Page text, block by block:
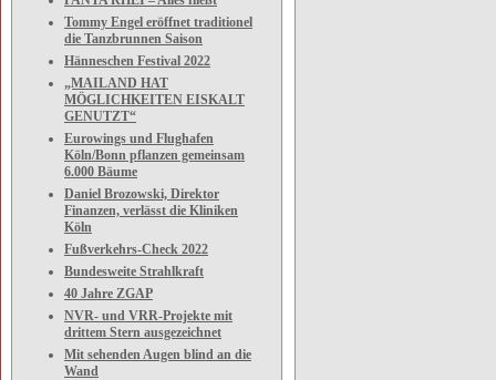
Tommy Engel eröffnet traditionel
die Tanzbrunnen Saison
Hänneschen Festival 2022
„MAILAND HAT
MÖGLICHKEITEN EISKALT
GENUTZT“
Eurowings und Flughafen
Köln/Bonn pflanzen gemeinsam
6.000 Bäume
Daniel Brozowski, Direktor
Finanzen, verlässt die Kliniken
Köln
Fußverkehrs-Check 2022
Bundesweite Strahlkraft
40 Jahre ZGAP
NVR- und VRR-Projekte mit
drittem Stern ausgezeichnet
Mit sehenden Augen blind an die
Wand